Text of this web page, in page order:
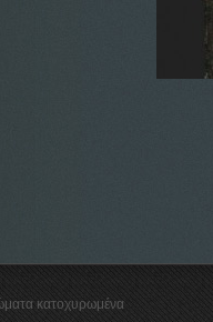
κατοχυρωμένα